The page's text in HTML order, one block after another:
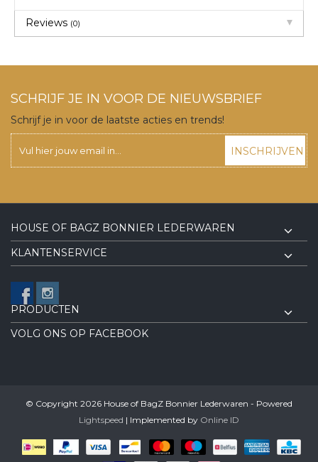
Reviews (0)
SCHRIJF JE IN VOOR DE NIEUWSBRIEF
Schrijf je in voor de laatste acties en trends!
INSCHRIJVEN
HOUSE OF BAGZ BONNIER LEDERWAREN
KLANTENSERVICE
PRODUCTEN
VOLG ONS OP FACEBOOK
© Copyright 2026 House of BagZ Bonnier Lederwaren - Powered
Lightspeed | Implemented by Online ID